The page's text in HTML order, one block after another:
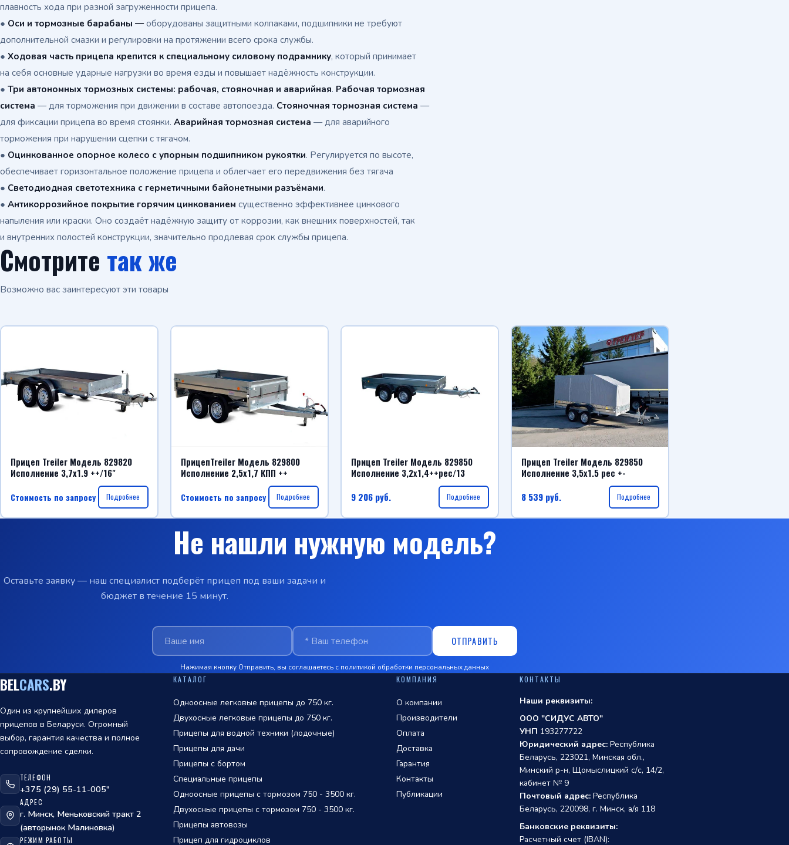
плавность хода при разной загруженности прицепа.
● Оси и тормозные барабаны —оборудованы защитными колпаками, подшипники не требуют
дополнительной смазки и регулировки на протяжении всего срока службы.
● Ходовая часть прицепа крепится к специальному силовому подрамнику, который принимает
на себя основные ударные нагрузки во время езды и повышает надёжность конструкции.
● Три автономных тормозных системы: рабочая, стояночная и аварийная. Рабочая тормозная
система — для торможения при движении в составе автопоезда. Стояночная тормозная система —
для фиксации прицепа во время стоянки. Аварийная тормозная система — для аварийного
торможения при нарушении сцепки с тягачом.
● Оцинкованное опорное колесо с упорным подшипником рукоятки. Регулируется по высоте,
обеспечивает горизонтальное положение прицепа и облегчает его передвижения без тягача
● Светодиодная светотехника с герметичными байонетными разъёмами.
● Антикоррозийное покрытие горячим цинкованием существенно эффективнее цинкового
напыления или краски. Оно создаёт надёжную защиту от коррозии, как внешних поверхностей, так
и внутренних полостей конструкции, значительно продлевая срок службы прицепа.
Смотрите так же
Возможно вас заинтересуют эти товары
Прицеп Treiler Модель 829820
Исполнение 3,7x1.9 ++/16"
Стоимость по запросу Подробнее
ПрицепTreiler Модель 829800
Исполнение 2,5х1,7 КПП ++
Стоимость по запросу Подробнее
Прицеп Treiler Модель 829850
Исполнение 3,2х1,4++рес/13
9 206 руб. Подробнее
Прицеп Treiler Модель 829850
Исполнение 3,5x1.5 рес +-
8 539 руб. Подробнее
обработки персональных данных
Не нашли нужную модель?
Оставьте заявку — наш специалист подберёт прицеп под ваши задачи и
бюджет в течение 15 минут.
ОТПРАВИТЬ
Нажимая кнопку Отправить, вы соглашаетесь с политикой обработки персональных данных
BELCARS.BY
Один из крупнейших дилеров
прицепов в Беларуси. Огромный
выбор, гарантия качества и полное
сопровождение сделки.
ТЕЛЕФОН
+375 (29) 55-11-005"
АДРЕС
г. Минск, Меньковский тракт 2
(авторынок Малиновка)
РЕЖИМ РАБОТЫ
КАТАЛОГ
Одноосные легковые прицепы до 750 кг.
Двухосные легковые прицепы до 750 кг.
Прицепы для водной техники (лодочные)
Прицепы для дачи
Прицепы с бортом
Специальные прицепы
Одноосные прицепы с тормозом 750 - 3500 кг.
Двухосные прицепы с тормозом 750 - 3500 кг.
Прицепы автовозы
Прицеп для гидроциклов
КОМПАНИЯ
О компании
Производители
Оплата
Доставка
Гарантия
Контакты
Публикации
КОНТАКТЫ
Наши реквизиты:
ООО "СИДУС АВТО"
УНП 193277722
Юридический адрес: Республика
Беларусь, 223021, Минская обл.,
Минский р-н, Щомыслицкий с/с, 14/2,
кабинет № 9
Почтовый адрес: Республика
Беларусь, 220098, г. Минск, а/я 118
Банковские реквизиты:
Расчетный счет (IBAN):